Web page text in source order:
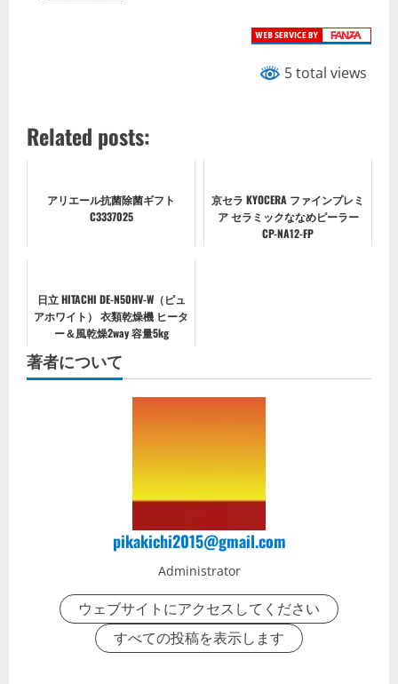
5 total views
Related posts:
アリエール抗菌除菌ギフト
C3337025
京セラ KYOCERA ファインプレミ
ア セラミックななめピーラー
CP-NA12-FP
日立 HITACHI DE-N50HV-W（ピュ
アホワイト） 衣類乾燥機 ヒータ
ー＆風乾燥2way 容量5kg
著者について
pikakichi2015@gmail.com
Administrator
ウェブサイトにアクセスしてください
すべての投稿を表示します